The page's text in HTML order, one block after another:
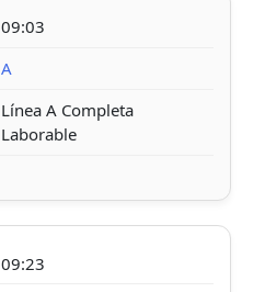
09:03
A
Línea A Completa
Laborable
09:23